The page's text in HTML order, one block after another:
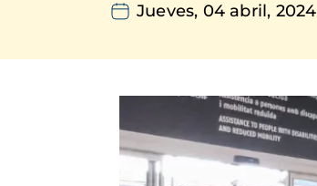
Jueves, 04 abril, 2024